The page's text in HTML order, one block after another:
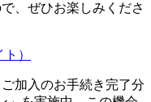
、ぜひお楽しみくださ
）
加入のお手続き完了分